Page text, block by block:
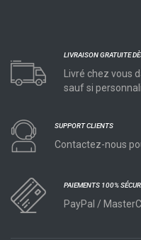
LIVRAISON GRATUITE
Livré chez vous
sauf si
SUPPORT CLIENTS
Contactez-nous
PAIEMENTS 100%
PayPal /